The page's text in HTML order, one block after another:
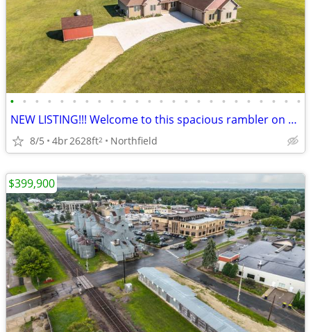
• • • • • • • • • • • • • • • • • • • • • • • •
NEW LISTING!!! Welcome to this spacious rambler on 6.41 acres
8/5 4br2628ft2 Northfield
$399,900